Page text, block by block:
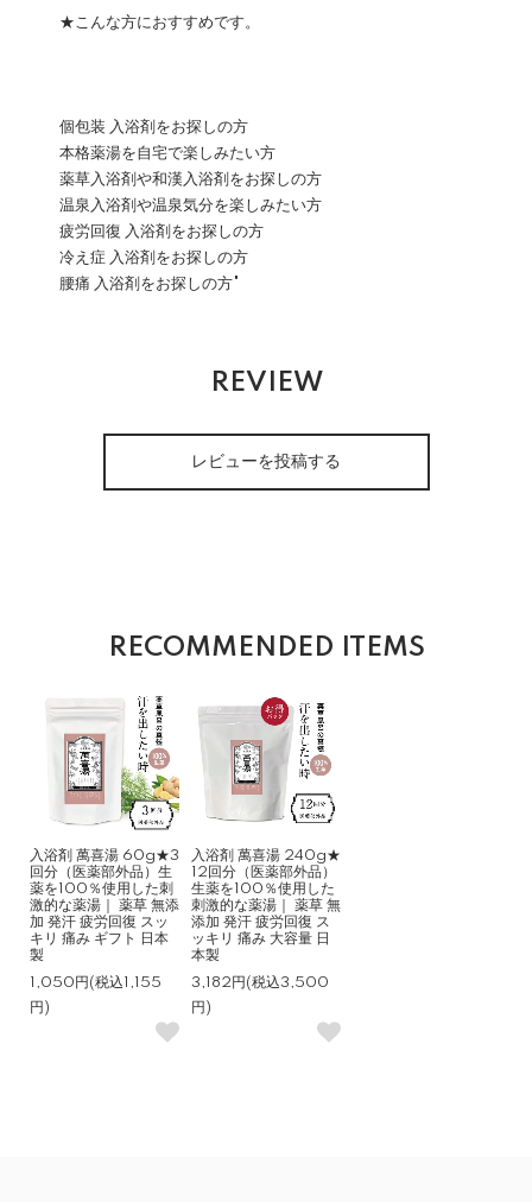
★こんな方におすすめです。
個包装 入浴剤をお探しの方
本格薬湯を自宅で楽しみたい方
薬草入浴剤や和漢入浴剤をお探しの方
温泉入浴剤や温泉気分を楽しみたい方
疲労回復 入浴剤をお探しの方
冷え症 入浴剤をお探しの方
腰痛 入浴剤をお探しの方"
REVIEW
レビューを投稿する
RECOMMENDED ITEMS
入浴剤 萬喜湯 60g★3
回分（医薬部外品）生
薬を100％使用した刺
激的な薬湯｜ 薬草 無添
加 発汗 疲労回復 スッ
キリ 痛み ギフト 日本
製
1,050円(税込1,155
円)
入浴剤 萬喜湯 240g★
12回分（医薬部外品）
生薬を100％使用した
刺激的な薬湯｜ 薬草 無
添加 発汗 疲労回復 ス
ッキリ 痛み 大容量 日
本製
3,182円(税込3,500
円)